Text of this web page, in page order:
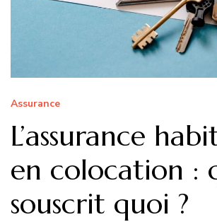
Assurance
L’assurance
en colocation :
souscrit quoi ?